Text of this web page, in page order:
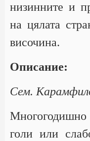
низинните и
на цялата
височина.
Описание:
Сем.
голи или